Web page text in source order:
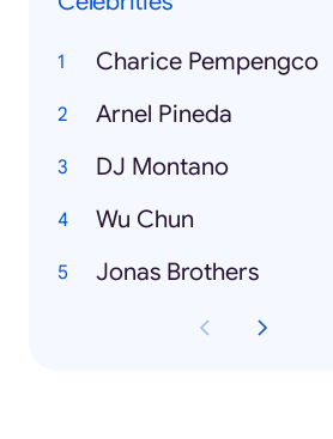
Charice Pempengco
Arnel Pineda
DJ Montano
Wu Chun
Jonas Brothers